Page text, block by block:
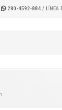
280-4592-884 / LÍNEA